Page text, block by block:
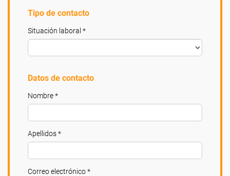
Tipo de contacto
Situación laboral *
Datos de contacto
Nombre *
Apellidos *
Correo electrónico *